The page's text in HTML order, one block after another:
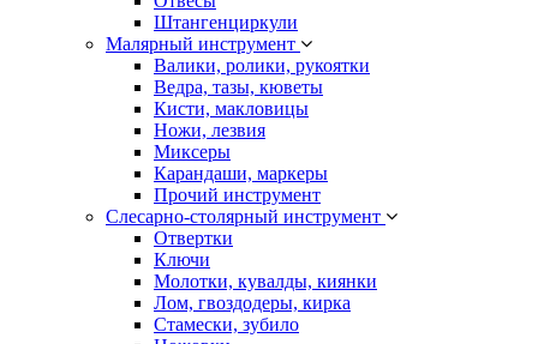
Штангенциркули
Малярный инструмент
Валики, ролики, рукоятки
Ведра, тазы, кюветы
Кисти, макловицы
Ножи, лезвия
Миксеры
Карандаши, маркеры
Прочий инструмент
Слесарно-столярный инструмент
Отвертки
Ключи
Молотки, кувалды, киянки
Лом, гвоздодеры, кирка
Стамески, зубило